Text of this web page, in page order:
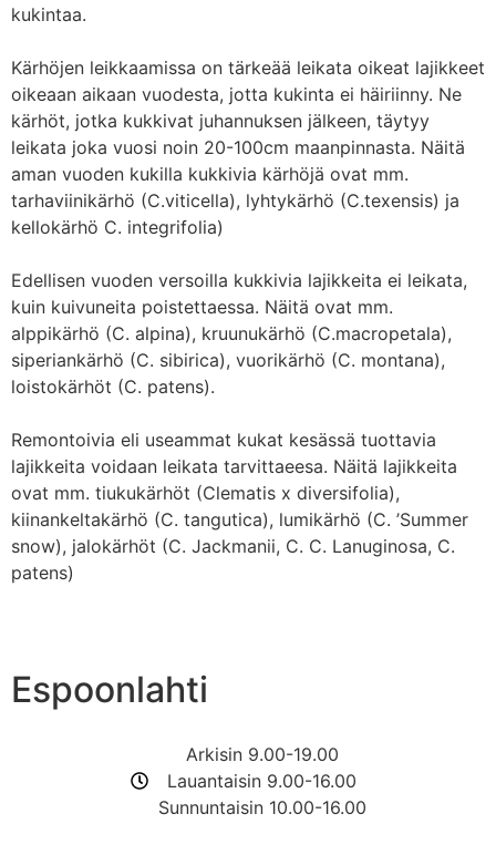
kukintaa.
Kärhöjen leikkaamissa on tärkeää leikata oikeat lajikkeet
oikeaan aikaan vuodesta, jotta kukinta ei häiriinny. Ne
kärhöt, jotka kukkivat juhannuksen jälkeen, täytyy
leikata joka vuosi noin 20-100cm maanpinnasta. Näitä
aman vuoden kukilla kukkivia kärhöjä ovat mm.
tarhaviinikärhö (C.viticella), lyhtykärhö (C.texensis) ja
kellokärhö C. integrifolia)
Edellisen vuoden versoilla kukkivia lajikkeita ei leikata,
kuin kuivuneita poistettaessa. Näitä ovat mm.
alppikärhö (C. alpina), kruunukärhö (C.macropetala),
siperiankärhö (C. sibirica), vuorikärhö (C. montana),
loistokärhöt (C. patens).
Remontoivia eli useammat kukat kesässä tuottavia
lajikkeita voidaan leikata tarvittaeesa. Näitä lajikkeita
ovat mm. tiukukärhöt (Clematis x diversifolia),
kiinankeltakärhö (C. tangutica), lumikärhö (C. ’Summer
snow), jalokärhöt (C. Jackmanii, C. C. Lanuginosa, C.
patens)
Espoonlahti
Arkisin 9.00-19.00
Lauantaisin 9.00-16.00
Sunnuntaisin 10.00-16.00